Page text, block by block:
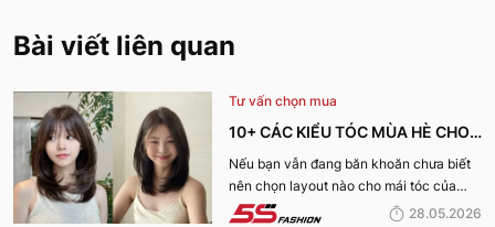
Bài viết liên quan
Tư vấn chọn mua
10+ CÁC KIỂU TÓC MÙA HÈ CHO
NỮ CỰC XINH, THU HÚT NHẤT
2026
Nếu bạn vẫn đang băn khoăn chưa biết
nên chọn layout nào cho mái tóc của
mình, hãy cùng 5S Fashion khám phá
28.05.2026